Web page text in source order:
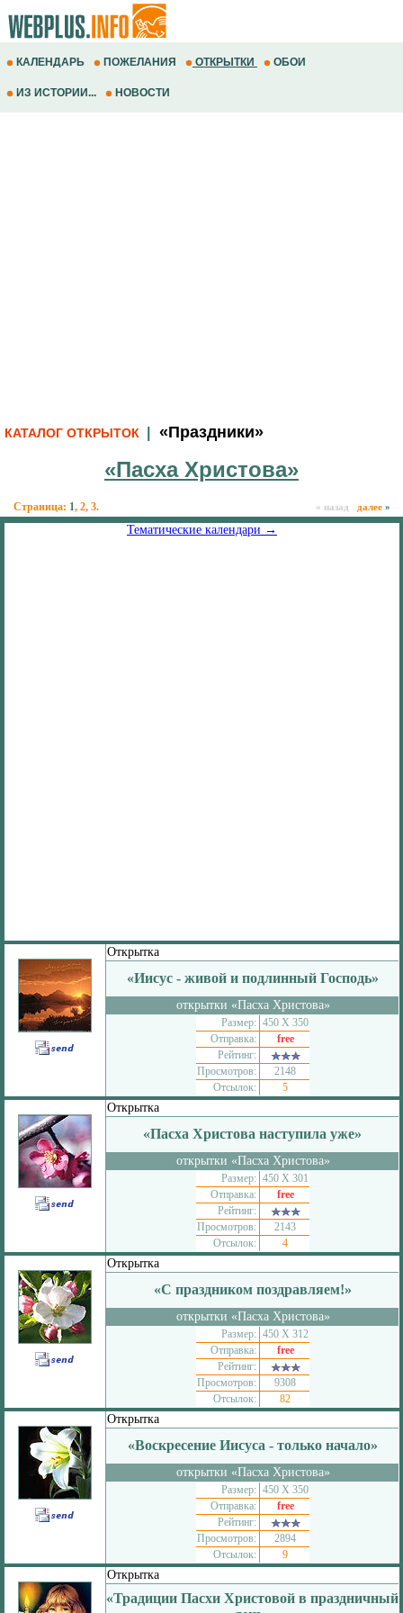
КАЛЕНДАРЬ ПОЖЕЛАНИЯ ОТКРЫТКИ ОБОИ
ИЗ ИСТОРИИ... НОВОСТИ
КАТАЛОГ ОТКРЫТОК «Праздники»
«Пасха Христова»
Страница: 1, 2, 3. « назад далее »
Тематические календари →
Открытка
«Иисус - живой и подлинный Господь»
открытки «Пасха Христова»
Размер: 450 Х 350
Отправка:
free
Рейтинг:
Просмотров:
2148
Отсылок:
5
Открытка
«Пасха Христова наступила уже»
открытки «Пасха Христова»
Размер: 450 Х 301
Отправка:
free
Рейтинг:
Просмотров:
2143
Отсылок:
4
Открытка
«С праздником поздравляем!»
открытки «Пасха Христова»
Размер: 450 Х 312
Отправка:
free
Рейтинг:
Просмотров:
9308
Отсылок:
82
Открытка
«Воскресение Иисуса - только начало»
открытки «Пасха Христова»
Размер: 450 Х 350
Отправка:
free
Рейтинг:
Просмотров:
2894
Отсылок:
9
Открытка
«Традиции Пасхи Христовой в праздничный